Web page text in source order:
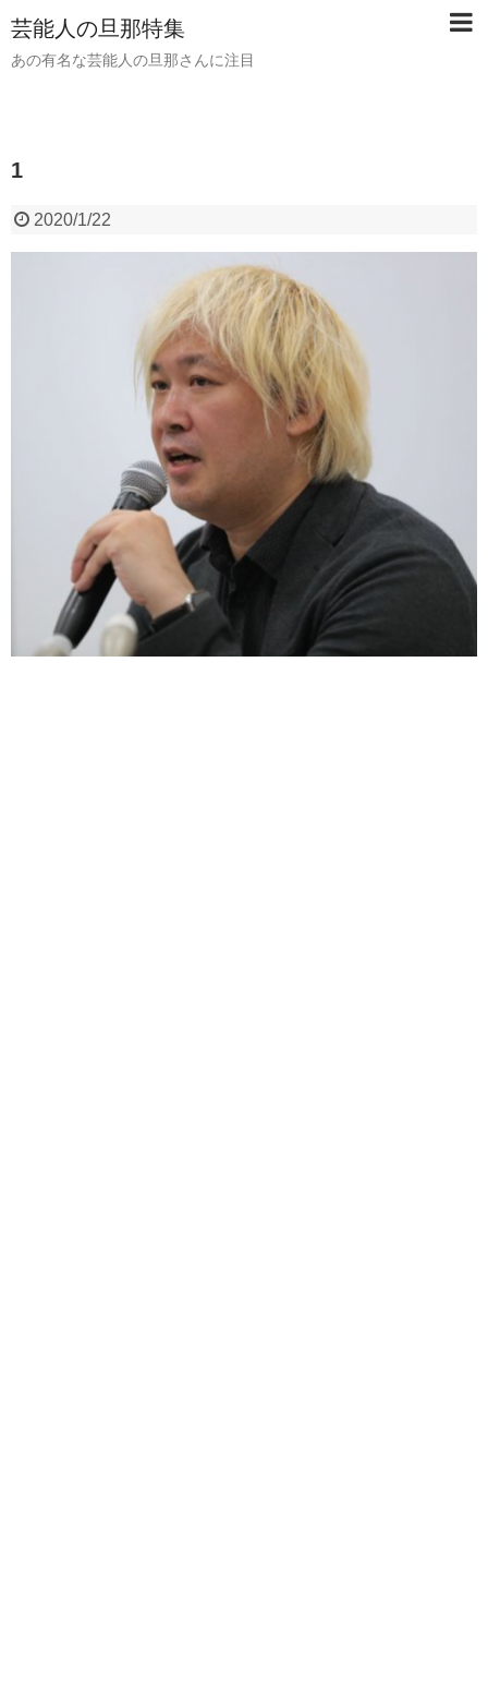
芸能人の旦那特集
あの有名な芸能人の旦那さんに注目
1
2020/1/22